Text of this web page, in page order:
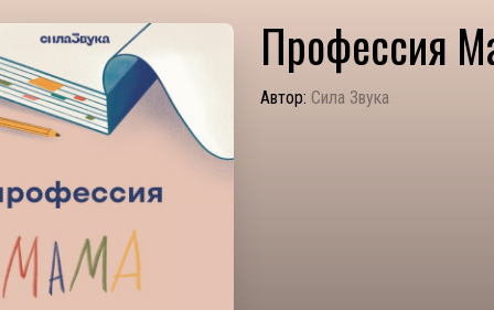
Профессия
Автор: Сила Звука